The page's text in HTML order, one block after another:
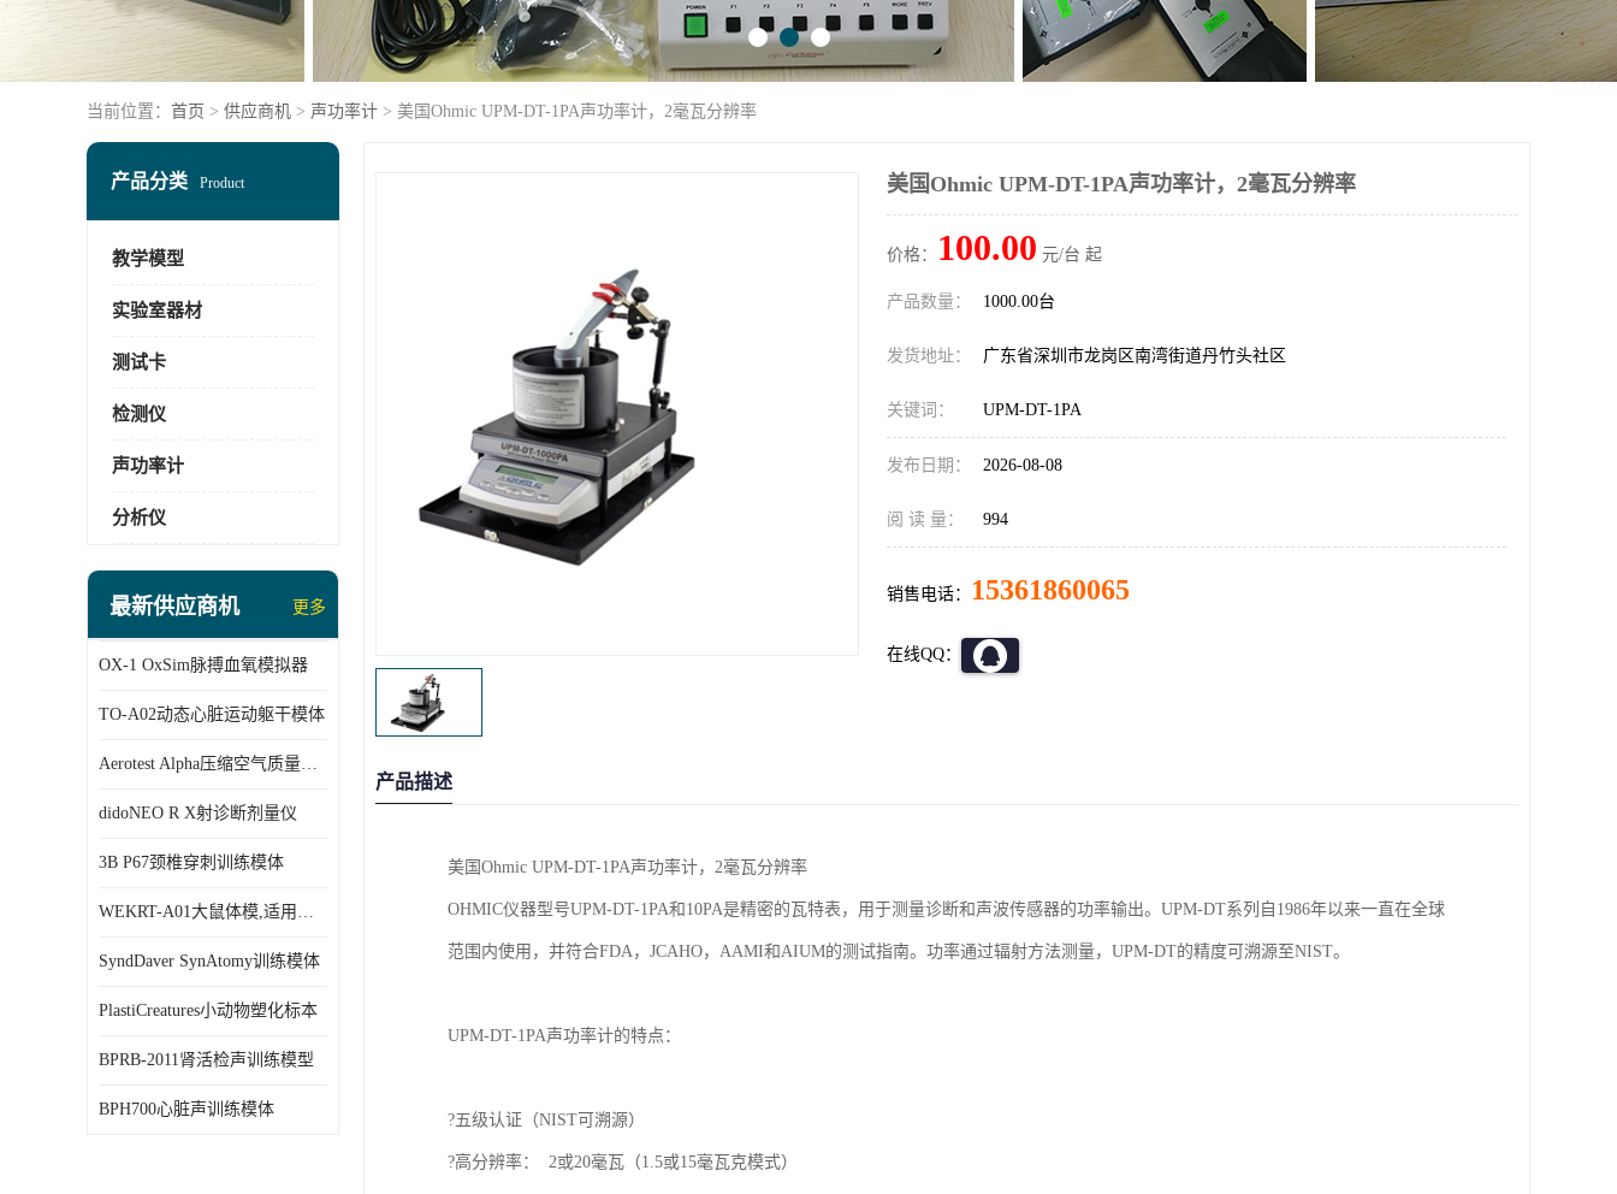
当前位置： 首页 > 供应商机 > 声功率计 > 美国Ohmic UPM-DT-1PA声功率计，2毫瓦分辨率
产品分类 Product
教学模型
实验室器材
测试卡
检测仪
声功率计
分析仪
最新供应商机 更多
OX-1 OxSim脉搏血氧模拟器
TO-A02动态心脏运动躯干模体
Aerotest Alpha压缩空气质量检测仪
didoNEO R X射诊断剂量仪
3B P67颈椎穿刺训练模体
WEKRT-A01大鼠体模,适用于X射线/声/ MRI成像
SyndDaver SynAtomy训练模体
PlastiCreatures小动物塑化标本
BPRB-2011肾活检声训练模型
BPH700心脏声训练模体
美国Ohmic UPM-DT-1PA声功率计，2毫瓦分辨率
价格： 100.00 元/台 起
产品数量： 1000.00台
发货地址： 广东省深圳市龙岗区南湾街道丹竹头社区
关键词： UPM-DT-1PA
发布日期： 2026-08-08
阅 读 量： 994
销售电话： 15361860065
在线QQ：
产品描述
美国Ohmic UPM-DT-1PA声功率计，2毫瓦分辨率
OHMIC仪器型号UPM-DT-1PA和10PA是精密的瓦特表，用于测量诊断和声波传感器的功率输出。UPM-DT系列自1986年以来一直在全球
范围内使用，并符合FDA，JCAHO，AAMI和AIUM的测试指南。功率通过辐射方法测量，UPM-DT的精度可溯源至NIST。
UPM-DT-1PA声功率计的特点：
?五级认证（NIST可溯源）
?高分辨率：  2或20毫瓦（1.5或15毫瓦克模式）